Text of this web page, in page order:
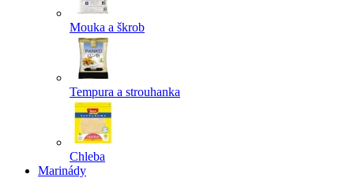
Mouka a škrob
Tempura a strouhanka
Chleba
Marinády